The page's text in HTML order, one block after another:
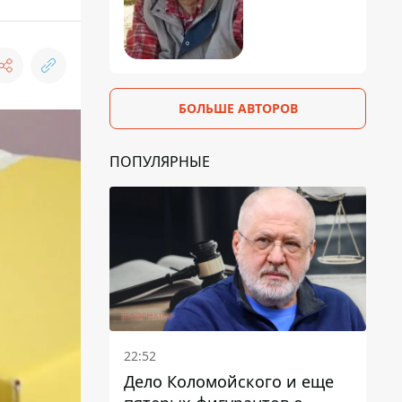
БОЛЬШЕ АВТОРОВ
ПОПУЛЯРНЫЕ
22:52
Дело Коломойского и еще